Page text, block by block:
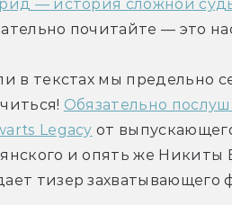
— история сложной
почитайте — это
в текстах мы предельно
Обязательно
Legacy от
и опять же
тизер захватывающего